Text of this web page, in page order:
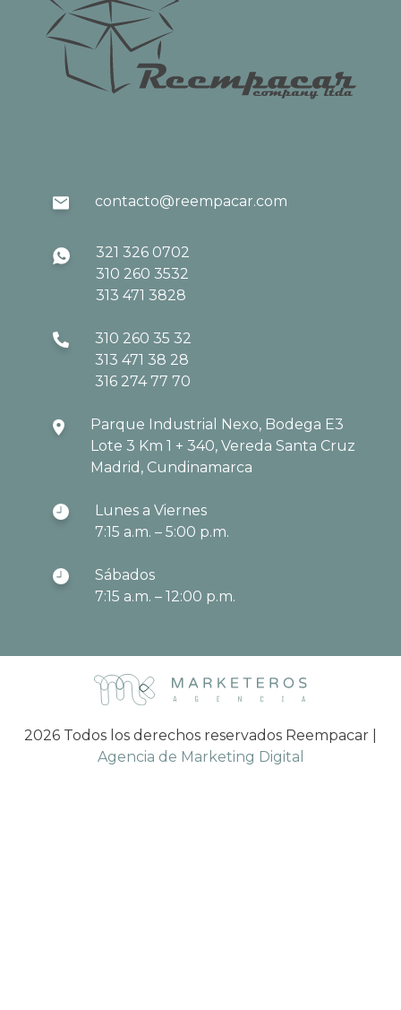
contacto@reempacar.com
321 326 0702
310 260 3532
313 471 3828
310 260 35 32
313 471 38 28
316 274 77 70
Parque Industrial Nexo, Bodega E3
Lote 3 Km 1 + 340, Vereda Santa Cruz
Madrid, Cundinamarca
Lunes a Viernes
7:15 a.m. – 5:00 p.m.
Sábados
7:15 a.m. – 12:00 p.m.
2026 Todos los derechos reservados Reempacar |
Agencia de Marketing Digital